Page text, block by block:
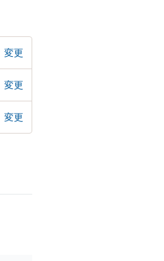
変更
変更
変更